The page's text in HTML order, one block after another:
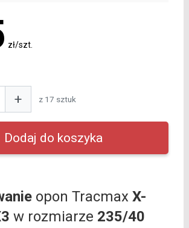
zł/szt.
+ z 17 sztuk
opon Tracmax X-
w rozmiarze 235/40